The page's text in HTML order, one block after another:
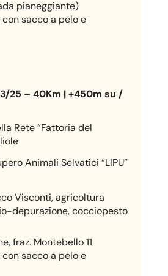
pianeggiante)
sacco a pelo e
25 – 40Km | +450m su /
Rete “Fattoria del
Animali Selvatici “LIPU”
Visconti, agricoltura
depurazione, cocciopesto
fraz. Montebello 11
sacco a pelo e